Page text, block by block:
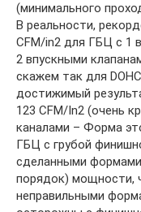
(минимального
В реальности,
CFM/in2 для ГБЦ с 1
2 впускными
скажем так для
достижимый
123 CFM/In2 (очень
каналами – Форма
ГБЦ с грубой
сделанными
порядок) мощности,
неправильными